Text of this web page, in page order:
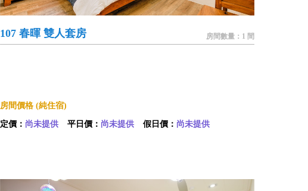
107 春暉 雙人套房 房間數量：1 間
房間價格 (純住宿)
定價： 尚未提供 平日價： 尚未提供 假日價： 尚未提供